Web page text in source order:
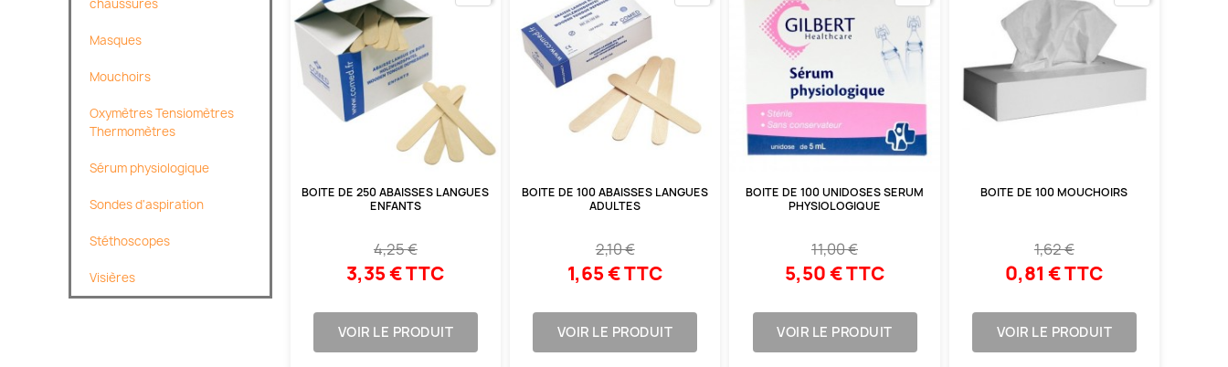
chaussures
Masques
Mouchoirs
Oxymètres Tensiomètres
Thermomètres
Sérum physiologique
Sondes d'aspiration
Stéthoscopes
Visières
BOITE DE 250 ABAISSES LANGUES
ENFANTS
4,25 €
3,35 € TTC
VOIR LE PRODUIT
BOITE DE 100 ABAISSES LANGUES
ADULTES
2,10 €
1,65 € TTC
VOIR LE PRODUIT
BOITE DE 100 UNIDOSES SERUM
PHYSIOLOGIQUE
11,00 €
5,50 € TTC
VOIR LE PRODUIT
BOITE DE 100 MOUCHOIRS
1,62 €
0,81 € TTC
VOIR LE PRODUIT